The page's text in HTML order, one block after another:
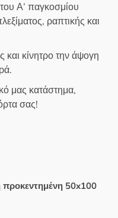
Α’ παγκοσμίου
ραπτικής και
κίνητρο την άψογη
μας κατάστημα,
σας!
50x100